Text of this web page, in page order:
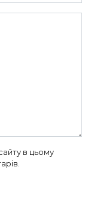
в цьому